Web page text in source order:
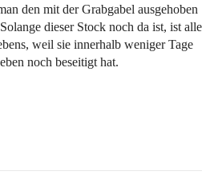
den mit der Grabgabel ausgehoben
dieser Stock noch da ist, ist alle
weil sie innerhalb weniger Tage
noch beseitigt hat.